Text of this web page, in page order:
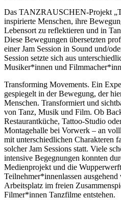
Das TANZRAUSCHEN-Projekt
inspirierte Menschen, ihre
Lebensort zu reflektieren und in
Diese Bewegungen übersetzten
einer Jam Session in Sound und/
Session setzte sich aus
Musiker*innen und
Transforming Movements. Ein
gespiegelt in der Bewegung, der
Menschen. Transformiert und
von Tanz, Musik und Film. Ob
Restaurantküche, Tattoo-Studio
Montagehalle bei Vorwerk – an
mit unterschiedlichen Charakteren
solcher Jam Sessions statt. Viele
intensive Begegnungen konnten
Medienprojekt und die
Teilnehmer*innenlassen
Arbeitsplatz im freien
Filmer*innen Tanzfilme entstehen.